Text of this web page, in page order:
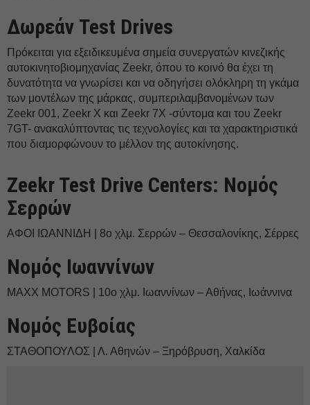
Δωρεάν Test Drives
Πρόκειται για εξειδικευμένα σημεία συνεργατών κινεζικής
αυτοκινητοβιομηχανίας Zeekr, όπου το κοινό θα έχει τη
δυνατότητα να γνωρίσει και να οδηγήσει ολόκληρη τη γκάμα
των μοντέλων της μάρκας, συμπεριλαμβανομένων των
Zeekr 001, Zeekr X και Zeekr 7X -σύντομα και του Zeekr
7GT- ανακαλύπτοντας τις τεχνολογίες και τα χαρακτηριστικά
που διαμορφώνουν το μέλλον της αυτοκίνησης.
Zeekr Test Drive Centers: Νομός
Σερρών
ΑΦΟΙ ΙΩΑΝΝΙΔΗ | 8ο χλμ. Σερρών – Θεσσαλονίκης, Σέρρες
Νομός Ιωαννίνων
MAXX MOTORS | 10ο χλμ. Ιωαννίνων – Αθήνας, Ιωάννινα
Νομός Ευβοίας
ΣΤΑΘΟΠΟΥΛΟΣ | Λ. Αθηνών – Ξηρόβρυση, Χαλκίδα